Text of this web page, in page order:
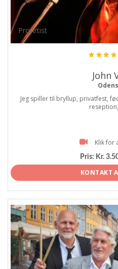
ProArtist
John
Jeg spiller til bryllup, privatfest,
Klik for
Pris: Kr.
KONTAKT